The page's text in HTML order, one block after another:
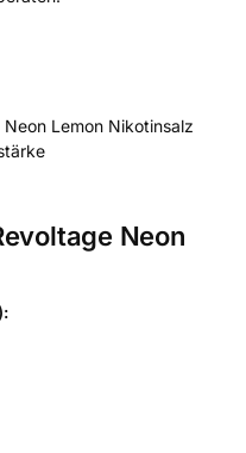
Lemon Nikotinsalz
Neon